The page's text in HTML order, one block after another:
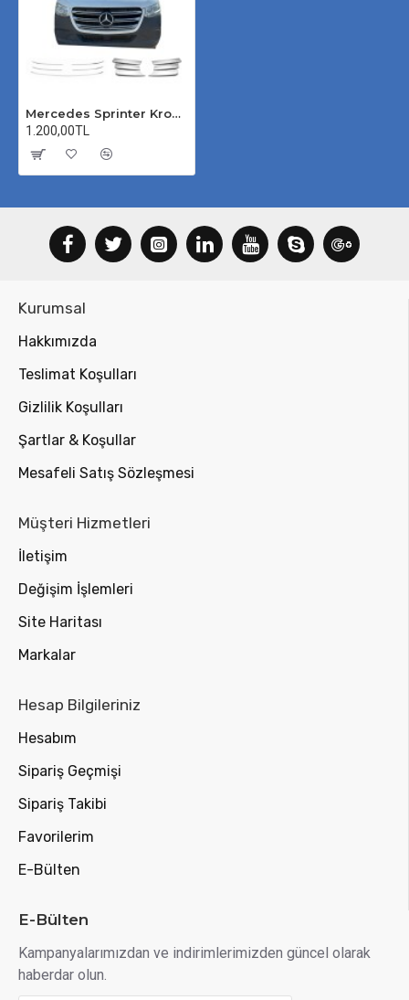
Mercedes Sprinter Krom Ön Panjur Seti 2018 Üzeri
1.200,00TL
Kurumsal
Hakkımızda
Teslimat Koşulları
Gizlilik Koşulları
Şartlar & Koşullar
Mesafeli Satış Sözleşmesi
Müşteri Hizmetleri
İletişim
Değişim İşlemleri
Site Haritası
Markalar
Hesap Bilgileriniz
Hesabım
Sipariş Geçmişi
Sipariş Takibi
Favorilerim
E-Bülten
E-Bülten
Kampanyalarımızdan ve indirimlerimizden güncel olarak
haberdar olun.